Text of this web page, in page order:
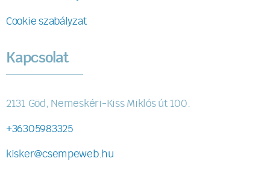
Cookie szabályzat
Kapcsolat
2131 Göd, Nemeskéri-Kiss Miklós út 100.
+36305983325
kisker@csempeweb.hu